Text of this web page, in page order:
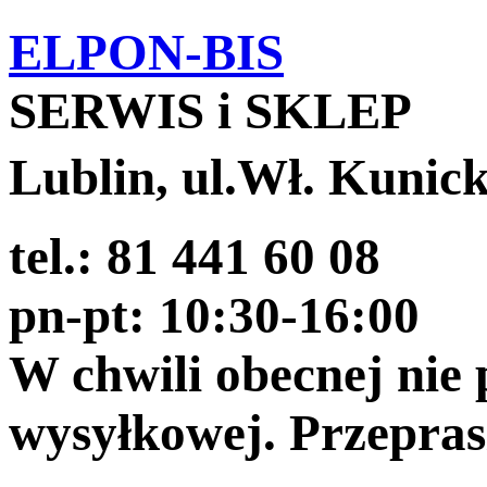
ELPON-BIS
SERWIS i SKLEP
Lublin, ul.Wł.
tel.: 81 441 60 08
pn-pt: 10:30-16:00
W chwili obecnej nie
wysyłkowej.